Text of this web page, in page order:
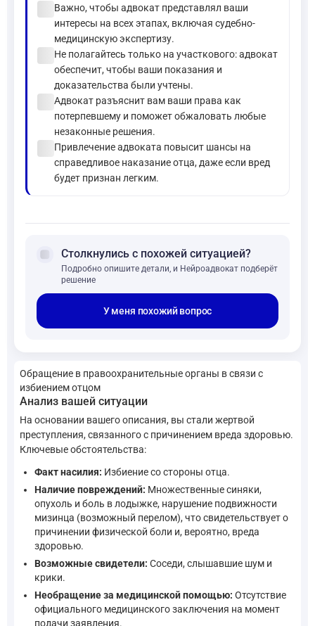
Важно, чтобы адвокат представлял ваши
интересы на всех этапах, включая судебно-
медицинскую экспертизу.
Не полагайтесь только на участкового: адвокат
обеспечит, чтобы ваши показания и
доказательства были учтены.
Адвокат разъяснит вам ваши права как
потерпевшему и поможет обжаловать любые
незаконные решения.
Привлечение адвоката повысит шансы на
справедливое наказание отца, даже если вред
будет признан легким.
forum Столкнулись с похожей ситуацией?
Подробно опишите детали, и Нейроадвокат подберёт
решение
У меня похожий вопрос
Обращение в правоохранительные органы в связи с
избиением отцом
Анализ вашей ситуации
На основании вашего описания, вы стали жертвой
преступления, связанного с причинением вреда здоровью.
Ключевые обстоятельства:
Факт насилия: Избиение со стороны отца.
Наличие повреждений: Множественные синяки,
опухоль и боль в лодыжке, нарушение подвижности
мизинца (возможный перелом), что свидетельствует о
причинении физической боли и, вероятно, вреда
здоровью.
Возможные свидетели: Соседи, слышавшие шум и
крики.
Необращение за медицинской помощью: Отсутствие
официального медицинского заключения на момент
подачи заявления.